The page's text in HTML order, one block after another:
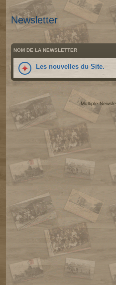
Newsletter
NOM DE LA NEWSLETTER
Les nouvelles du Site.
Multiple